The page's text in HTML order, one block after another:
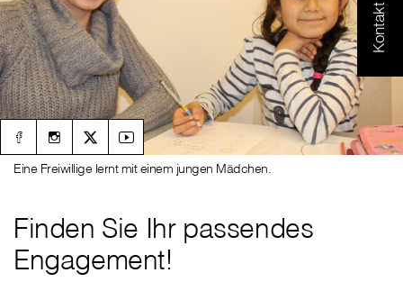
Kontakt
Eine Freiwillige lernt mit einem jungen Mädchen.
Finden Sie Ihr passendes
Engagement!